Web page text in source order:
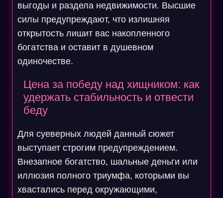
выгоды и раздела недвижимости. Высшие
силы предупреждают, что излишняя
открытость лишит вас накопленного
богатства и оставит в душевном
одиночестве.
Цена за победу над хищником: как
удержать стабильность и отвести
беду
Для суеверных людей данный сюжет
выступает строгим предупреждением.
Внезапное богатство, шальные деньги или
иллюзия полного триумфа, которыми вы
хвастались перед окружающими,